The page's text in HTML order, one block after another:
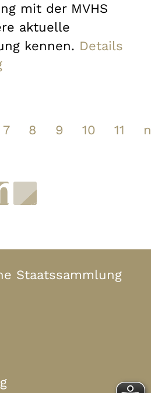
mit der MVHS
aktuelle
kennen. Details
7 8 9 10 11
Museen in Bayern
Staatssammlung